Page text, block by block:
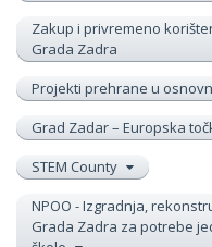
Zakup i privremeno
Grada Zadra
Projekti prehrane u
Grad Zadar – Europska
STEM County
NPOO - Izgradnja,
Grada Zadra za potrebe